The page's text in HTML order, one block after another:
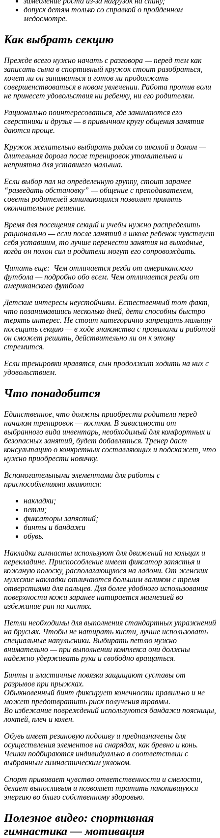
допуск детям только со справкой о пройденном
медосмотре.
Как выбрать секцию
Прежде всего нужно начать с разговора — перед тем как
записать сына в спортивный кружок стоит разобраться,
хочет ли он заниматься и готов ли продолжать
совершенствоваться в новом увлечении. Работа против воли
не принесет удовольствия ни ребенку, ни его родителям.
Рационально поинтересоваться, где занимаются его
сверстники и друзья — в привычном кругу общения занятия
даются проще.
Кружок желательно выбирать рядом со школой и домом —
длительная дорога после тренировок утомительна и
неприятна для уставшего малыша.
Если выбор пал на определенную группу, стоит заранее
“разведать обстановку” — общение с преподавателем,
советы родителей занимающихся позволят принять
окончательное решение.
Время для посещения секций и учебы нужно распределить
рационально — если после занятий в школе ребенок чувствует
себя уставшим, то лучше перенести занятия на выходные,
когда он полон сил и родители могут его сопровождать.
Читать еще: Чем отличается регби от американского
футбола — подробно обо всем. Чем отличается регби от
американского футбола
Детские интересы неустойчивы. Естественный тот факт,
что позанимавшись несколько дней, дети способны быстро
терять интерес. Не стоит категорично запрещать малышу
посещать секцию — в ходе знакомства с правилами и работой
он сможет решить, действительно ли он к этому
стремится.
Если тренировки нравятся, сын продолжит ходить на них с
удовольствием.
Что понадобится
Единственное, что должны приобрести родители перед
началом тренировок — костюм. В зависимости от
выбранного вида инвентарь, необходимый для комфортных и
безопасных занятий, будет добавляться. Тренер даст
консультацию о конкретных составляющих и подскажет, что
нужно приобрести новичку.
Вспомогательными элементами для работы с
приспособлениями являются:
накладки;
петли;
фиксаторы запястий;
бинты и бандажи
обувь.
Накладки гимнасты используют для движений на кольцах и
перекладине. Приспособление имеет фиксатор запястья и
кожаную полоску, располагающуюся на ладони. От женских
мужские накладки отличаются большим валиком с тремя
отверстиями для пальцев. Для более удобного использования
поверхности кожи заранее натирается магнезией во
избежание ран на кистях.
Петли необходимы для выполнения стандартных упражнений
на брусьях. Чтобы не натирать кисти, лучше использовать
специальные напульсники. Выбирать петлю нужно
внимательно — при выполнении комплекса они должны
надежно удерживать руки и свободно вращаться.
Бинты и эластичные повязки защищают суставы от
разрывов при прыжках.
Обыкновенный бинт фиксирует конечности правильно и не
может предотвратить риск получения травмы.
Во избежание повреждений используются бандажи поясницы,
локтей, плеч и колен.
Обувь имеет резиновую подошву и предназначены для
осуществления элементов на снарядах, как бревно и конь.
Чешки подбираются индивидуально в соответствии с
выбранным гимнастическим уклоном.
Спорт прививает чувство ответственности и смелости,
делает выносливым и позволяет тратить накопившуюся
энергию во благо собственному здоровью.
Полезное видео: спортивная
гимнастика — мотивация